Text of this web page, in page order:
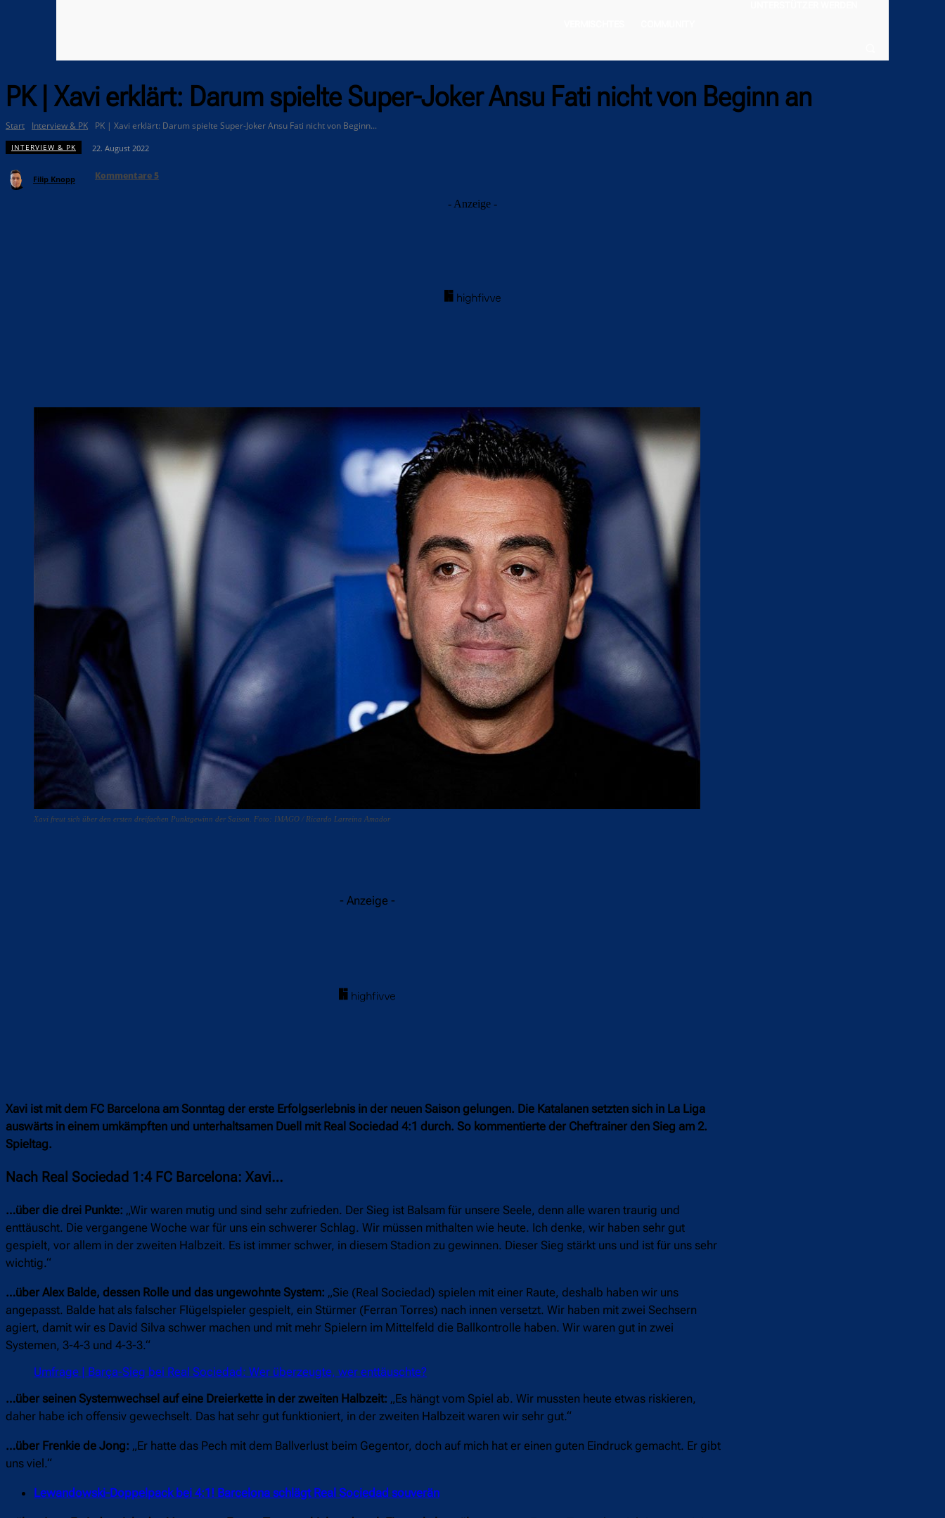
PK | Xavi erklärt: Darum spielte Super-Joker Ansu Fati nicht von Beginn an
Start Interview & PK PK | Xavi erklärt: Darum spielte Super-Joker Ansu Fati nicht von Beginn...
INTERVIEW & PK 22. August 2022
Filip Knopp Kommentare5
- Anzeige -
Xavi freut sich über den ersten dreifachen Punktgewinn der Saison. Foto: IMAGO / Ricardo Larreina Amador
- Anzeige -
Xavi ist mit dem FC Barcelona am Sonntag der erste Erfolgserlebnis in der neuen Saison gelungen. Die Katalanen setzten sich in La Liga
auswärts in einem umkämpften und unterhaltsamen Duell mit Real Sociedad 4:1 durch. So kommentierte der Cheftrainer den Sieg am 2.
Spieltag.
Nach Real Sociedad 1:4 FC Barcelona: Xavi…
…über die drei Punkte: „Wir waren mutig und sind sehr zufrieden. Der Sieg ist Balsam für unsere Seele, denn alle waren traurig und
enttäuscht. Die vergangene Woche war für uns ein schwerer Schlag. Wir müssen mithalten wie heute. Ich denke, wir haben sehr gut
gespielt, vor allem in der zweiten Halbzeit. Es ist immer schwer, in diesem Stadion zu gewinnen. Dieser Sieg stärkt uns und ist für uns sehr
wichtig.“
…über Alex Balde, dessen Rolle und das ungewohnte System: „Sie (Real Sociedad) spielen mit einer Raute, deshalb haben wir uns
angepasst. Balde hat als falscher Flügelspieler gespielt, ein Stürmer (Ferran Torres) nach innen versetzt. Wir haben mit zwei Sechsern
agiert, damit wir es David Silva schwer machen und mit mehr Spielern im Mittelfeld die Ballkontrolle haben. Wir waren gut in zwei
Systemen, 3-4-3 und 4-3-3.“
Umfrage | Barça-Sieg bei Real Sociedad: Wer überzeugte, wer enttäuschte?
…über seinen Systemwechsel auf eine Dreierkette in der zweiten Halbzeit: „Es hängt vom Spiel ab. Wir mussten heute etwas riskieren,
daher habe ich offensiv gewechselt. Das hat sehr gut funktioniert, in der zweiten Halbzeit waren wir sehr gut.“
…über Frenkie de Jong: „Er hatte das Pech mit dem Ballverlust beim Gegentor, doch auf mich hat er einen guten Eindruck gemacht. Er gibt
uns viel.“
Lewandowski-Doppelpack bei 4:1! Barcelona schlägt Real Sociedad souverän